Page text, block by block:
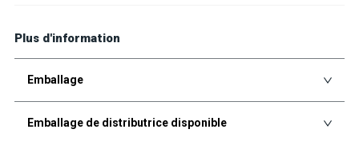
Plus d'information
Emballage
Emballage de distributrice disponible